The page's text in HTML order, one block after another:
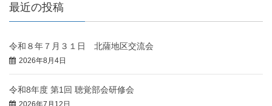
最近の投稿
令和８年７月３１日 北薩地区交流会
2026年8月4日
令和8年度 第1回 聴覚部会研修会
2026年7月12日